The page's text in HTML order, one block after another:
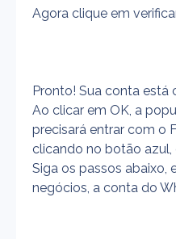
Agora clique em
Pronto! Sua conta está
Ao clicar em OK, a
precisará entrar com o
clicando no botão azul,
Siga os passos abaixo,
negócios, a conta do